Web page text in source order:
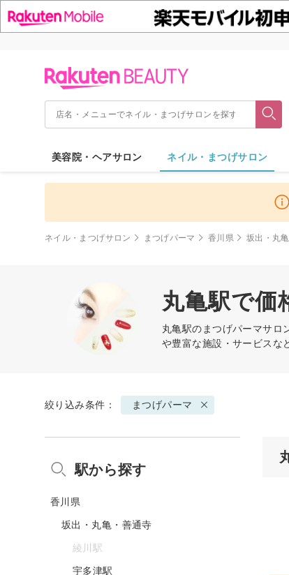
美容院・ヘアサロン ネイル・まつげサロン
ネイル・まつげサロン まつげパーマ 香川県 坂出・丸
丸亀駅で価
丸亀駅の まつげパーマサロ
や豊富な施設・サービスな
絞り込み条件： まつげパーマ
駅から探す
香川県
坂出・丸亀・善通寺
綾川駅
宇多津駅